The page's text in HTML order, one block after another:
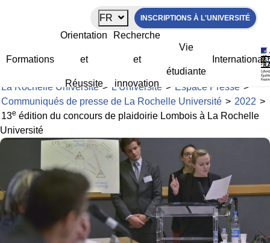
FR INSCRIPTIONS À L'UNIVERSITÉ
Formations
Orientation
et
Réussite
Recherche
et
innovation
Vie
étudiante
International
édition du concours de plaidoirie
Lombois à La Rochelle Université
La Rochelle Université> L’Université > Espace Presse >
Communiqués de presse de La Rochelle Université > 2022 >
13e édition du concours de plaidoirie Lombois à La Rochelle
Université
Panneau de gestion des cookies